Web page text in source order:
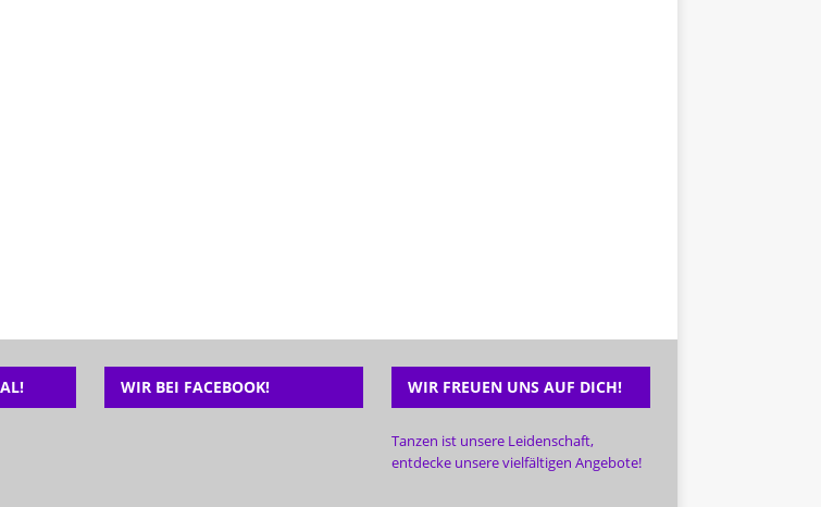
WIR BEI FACEBOOK! WIR FREUEN UNS AUF DICH!
Tanzen ist unsere Leidenschaft,
entdecke unsere vielfältigen Angebote!